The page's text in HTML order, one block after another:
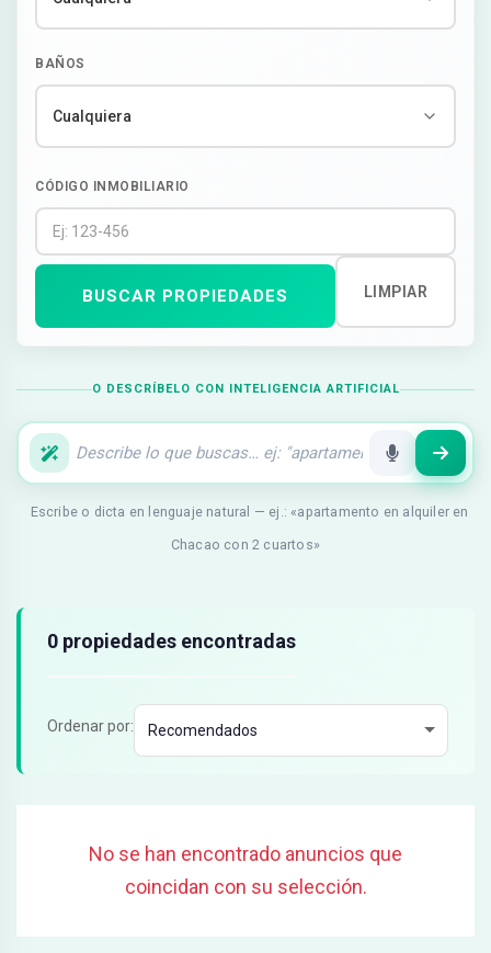
BAÑOS
CÓDIGO INMOBILIARIO
BUSCAR PROPIEDADES LIMPIAR
O DESCRÍBELO CON INTELIGENCIA ARTIFICIAL
Escribe o dicta en lenguaje natural — ej.: «apartamento en alquiler en
Chacao con 2 cuartos»
Resultados de búsqueda
0 propiedades encontradas
Ordenar por:
No se han encontrado anuncios que
coincidan con su selección.